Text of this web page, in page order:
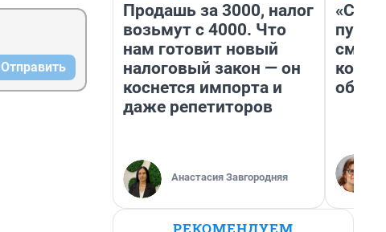
Отправить
Продашь за 3000, налог
возьмут с 4000. Что
нам готовит новый
налоговый закон — он
коснется импорта и
даже репетиторов
Анастасия Завгородняя